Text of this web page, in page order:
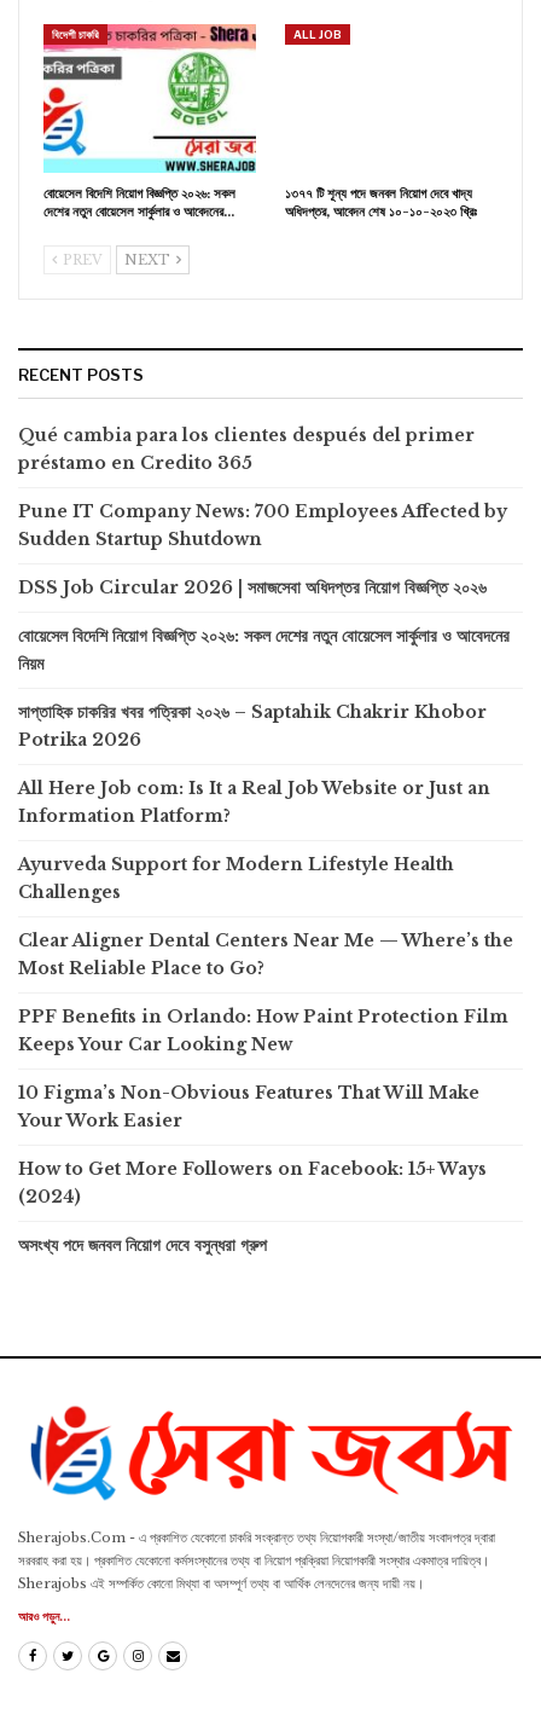
বিদেশী চাকরি
বোয়েসেল বিদেশি নিয়োগ বিজ্ঞপ্তি ২০২৬: সকল
দেশের নতুন বোয়েসেল সার্কুলার ও আবেদনের…
ALL JOB
১৩৭৭ টি শূন্য পদে জনবল নিয়োগ দেবে খাদ্য
অধিদপ্তর, আবেদন শেষ ১০-১০-২০২৩ খ্রিঃ
PREV NEXT
RECENT POSTS
Qué cambia para los clientes después del primer
préstamo en Credito 365
Pune IT Company News: 700 Employees Affected by
Sudden Startup Shutdown
DSS Job Circular 2026 | সমাজসেবা অধিদপ্তর নিয়োগ বিজ্ঞপ্তি ২০২৬
বোয়েসেল বিদেশি নিয়োগ বিজ্ঞপ্তি ২০২৬: সকল দেশের নতুন বোয়েসেল সার্কুলার ও আবেদনের
নিয়ম
সাপ্তাহিক চাকরির খবর পত্রিকা ২০২৬ – Saptahik Chakrir Khobor
Potrika 2026
All Here Job com: Is It a Real Job Website or Just an
Information Platform?
Ayurveda Support for Modern Lifestyle Health
Challenges
Clear Aligner Dental Centers Near Me — Where’s the
Most Reliable Place to Go?
PPF Benefits in Orlando: How Paint Protection Film
Keeps Your Car Looking New
10 Figma’s Non-Obvious Features That Will Make
Your Work Easier
How to Get More Followers on Facebook: 15+ Ways
(2024)
অসংখ্য পদে জনবল নিয়োগ দেবে বসুন্ধরা গ্রুপ
Sherajobs.Com - এ প্রকাশিত যেকোনো চাকরি সংক্রান্ত তথ্য নিয়োগকারী সংস্থা/জাতীয় সংবাদপত্র দ্বারা
সরবরাহ করা হয়। প্রকাশিত যেকোনো কর্মসংস্থানের তথ্য বা নিয়োগ প্রক্রিয়া নিয়োগকারী সংস্থার একমাত্র দায়িত্ব।
Sherajobs এই সম্পর্কিত কোনো মিথ্যা বা অসম্পূর্ণ তথ্য বা আর্থিক লেনদেনের জন্য দায়ী নয়।
আরও পড়ুন...